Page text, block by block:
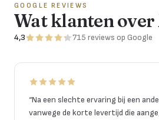
GOOGLE REVIEWS
Wat klanten over
4,3 715 reviews op Google
“Na een slechte ervaring bij een
vanwege de korte levertijd die